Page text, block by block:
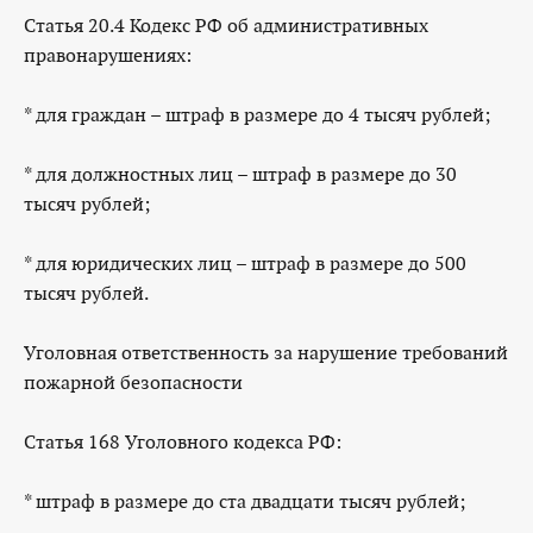
Статья 20.4 Кодекс РФ об административных
правонарушениях:
* для граждан – штраф в размере до 4 тысяч рублей;
* для должностных лиц – штраф в размере до 30
тысяч рублей;
* для юридических лиц – штраф в размере до 500
тысяч рублей.
Уголовная ответственность за нарушение требований
пожарной безопасности
Статья 168 Уголовного кодекса РФ:
* штраф в размере до ста двадцати тысяч рублей;